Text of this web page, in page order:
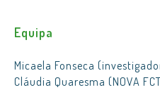
Equipa
Micaela Fonseca
Cláudia Quaresma (NOVA